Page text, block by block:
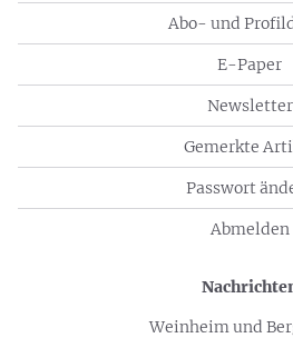
Abo- und
E-Paper
Newsletter
Gemerkte
Passwort
Abmelden
Weinheim und